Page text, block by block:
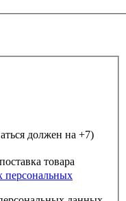
должен на +7)
товара
персональных